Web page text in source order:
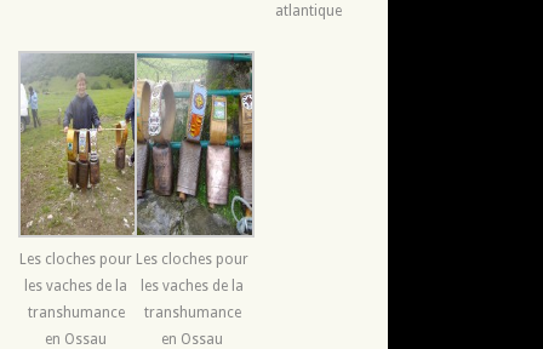
atlantique
Les cloches pour
les vaches de la
transhumance
en Ossau
Les cloches pour
les vaches de la
transhumance
en Ossau